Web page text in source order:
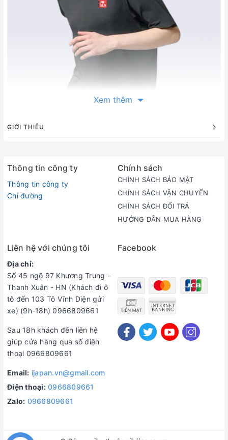
Xem thêm
GIỚI THIỆU
Thông tin công ty
Thông tin công ty
Chỉ đường
Chính sách
CHÍNH SÁCH BẢO MẬT
CHÍNH SÁCH VẬN CHUYỂN
CHÍNH SÁCH ĐỔI TRẢ
HƯỚNG DẪN MUA HÀNG
Liên hệ với chúng tôi
Địa chỉ:
Số 45 ngõ 97 Khương Trung -
Thanh Xuân - HN (Khách đi ô
tô đến 103 Tô Vĩnh Diện gửi
xe) (9h-18h) 0966809661
Sau 18h khách đến liên hệ
giúp cửa hàng qua số điện
thoại 0966809661
Email: ijapan.vn@gmail.com
Điện thoại: 0966809661
Zalo: 0966809661
Facebook